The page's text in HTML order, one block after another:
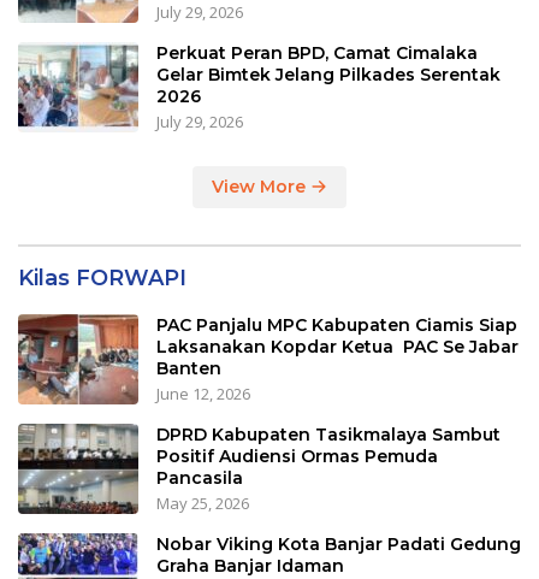
July 29, 2026
Perkuat Peran BPD, Camat Cimalaka
Gelar Bimtek Jelang Pilkades Serentak
2026
July 29, 2026
View More
Kilas FORWAPI
PAC Panjalu MPC Kabupaten Ciamis Siap
Laksanakan Kopdar Ketua PAC Se Jabar
Banten
June 12, 2026
DPRD Kabupaten Tasikmalaya Sambut
Positif Audiensi Ormas Pemuda
Pancasila
May 25, 2026
Nobar Viking Kota Banjar Padati Gedung
Graha Banjar Idaman